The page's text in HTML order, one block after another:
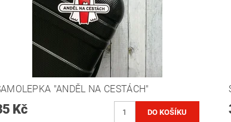
"ANDĚL NA CESTÁCH"
Kč